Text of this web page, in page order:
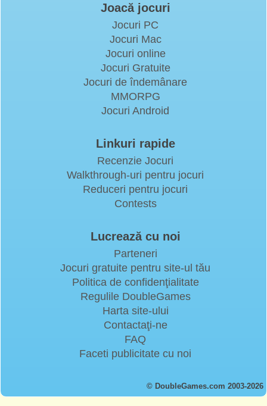
Joacă jocuri
Jocuri PC
Jocuri Mac
Jocuri online
Jocuri Gratuite
Jocuri de îndemânare
MMORPG
Jocuri Android
Linkuri rapide
Recenzie Jocuri
Walkthrough-uri pentru jocuri
Reduceri pentru jocuri
Contests
Lucrează cu noi
Parteneri
Jocuri gratuite pentru site-ul tău
Politica de confidenţialitate
Regulile DoubleGames
Harta site-ului
Contactaţi-ne
FAQ
Faceti publicitate cu noi
© DoubleGames.com 2003-2026